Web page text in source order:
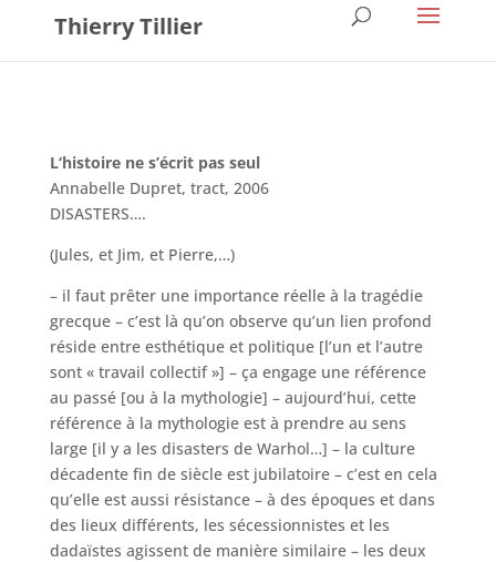
Thierry Tillier
L‘histoire ne s’écrit pas seul
Annabelle Dupret, tract, 2006
DISASTERS….
(Jules, et Jim, et Pierre,…)
– il faut prêter une importance réelle à la tragédie
grecque – c’est là qu’on observe qu’un lien profond
réside entre esthétique et politique [l’un et l’autre
sont « travail collectif »] – ça engage une référence
au passé [ou à la mythologie] – aujourd’hui, cette
référence à la mythologie est à prendre au sens
large [il y a les disasters de Warhol…] – la culture
décadente fin de siècle est jubilatoire – c’est en cela
qu’elle est aussi résistance – à des époques et dans
des lieux différents, les sécessionnistes et les
dadaïstes agissent de manière similaire – les deux